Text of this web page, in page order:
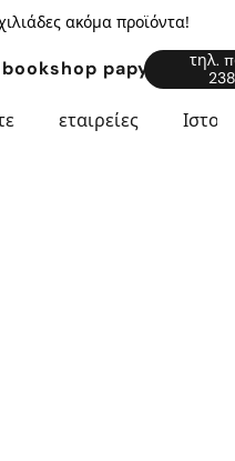
ακόμα προϊόντα!
τηλ.
εταιρείες